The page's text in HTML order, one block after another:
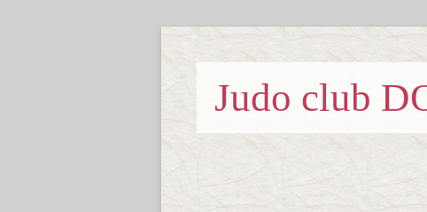
Judo club